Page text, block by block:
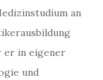
an
er in eigener
und